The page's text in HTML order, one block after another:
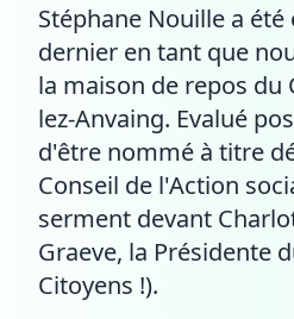
Stéphane Nouille a été
dernier en tant que
la maison de repos du
lez-Anvaing. Evalué
d'être nommé à titre
Conseil de l'Action
serment devant
Graeve, la Présidente
Citoyens !).